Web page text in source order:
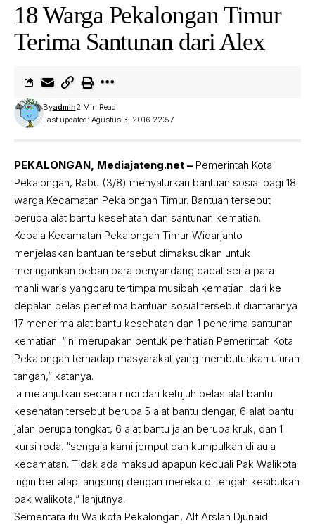
18 Warga Pekalongan Timur
Terima Santunan dari Alex
Last updated: Agustus 3, 2016 22:57
Byadmin2 Min Read
PEKALONGAN, Mediajateng.net – Pemerintah Kota
Pekalongan, Rabu (3/8) menyalurkan bantuan sosial bagi 18
warga Kecamatan Pekalongan Timur. Bantuan tersebut
berupa alat bantu kesehatan dan santunan kematian.
Kepala Kecamatan Pekalongan Timur Widarjanto
menjelaskan bantuan tersebut dimaksudkan untuk
meringankan beban para penyandang cacat serta para
mahli waris yangbaru tertimpa musibah kematian. dari ke
depalan belas penetima bantuan sosial tersebut diantaranya
17 menerima alat bantu kesehatan dan 1 penerima santunan
kematian. “Ini merupakan bentuk perhatian Pemerintah Kota
Pekalongan terhadap masyarakat yang membutuhkan uluran
tangan,” katanya.
Ia melanjutkan secara rinci dari ketujuh belas alat bantu
kesehatan tersebut berupa 5 alat bantu dengar, 6 alat bantu
jalan berupa tongkat, 6 alat bantu jalan berupa kruk, dan 1
kursi roda. “sengaja kami jemput dan kumpulkan di aula
kecamatan. Tidak ada maksud apapun kecuali Pak Walikota
ingin bertatap langsung dengan mereka di tengah kesibukan
pak walikota,” lanjutnya.
Sementara itu Walikota Pekalongan, Alf Arslan Djunaid